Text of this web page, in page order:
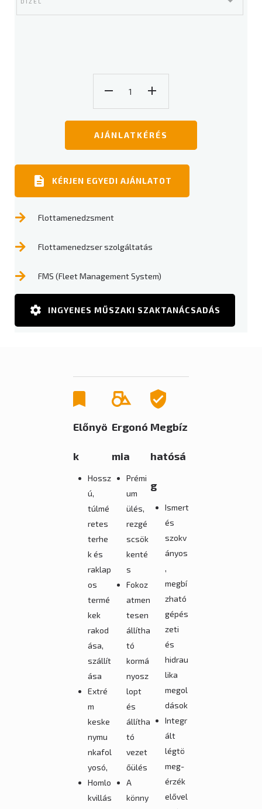
Raklapos és hosszú termék mozgatásra
AJÁNLATKÉRÉS
KÉRJEN EGYEDI AJÁNLATOT
Flottamenedzsment
Flottamenedzser szolgáltatás
FMS (Fleet Management System)
INGYENES MŰSZAKI SZAKTANÁCSADÁS
Előnyö
k
Hossz
ú,
túlmé
retes
terhe
k és
raklap
os
termé
kek
rakod
ása,
szállít
ása
Extré
m
keske
nymu
nkafol
yosó,
Homlo
kvillás
Ergonó
mia
Prémi
um
ülés,
rezgé
scsök
kenté
s
Fokoz
atmen
tesen
állítha
tó
kormá
nyosz
lopt
és
állítha
tó
vezet
őülés
A
könny
Megbíz
hatósá
g
Ismert
és
szokv
ányos
,
megbí
zható
gépés
zeti
és
hidrau
lika
megol
dások
Integr
ált
légtö
meg-
érzék
elővel